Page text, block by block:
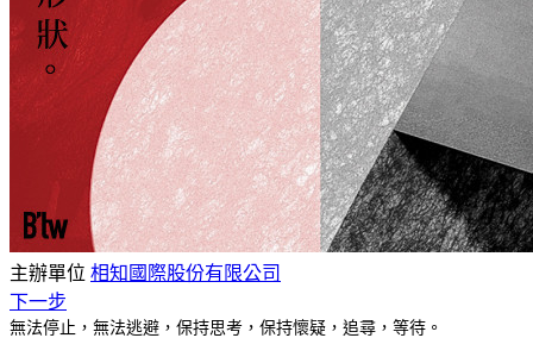
主辦單位 相知國際股份有限公司
下一步
無法停止，無法逃避，保持思考，保持懷疑，追尋，等待。